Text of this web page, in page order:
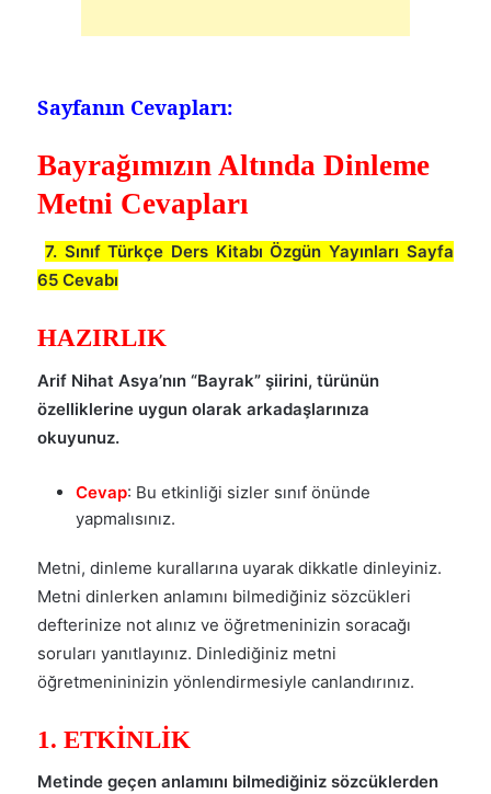
Sayfanın Cevapları:
Bayrağımızın Altında Dinleme
Metni Cevapları
7. Sınıf Türkçe Ders Kitabı Özgün Yayınları Sayfa
65 Cevabı
HAZIRLIK
Arif Nihat Asya’nın “Bayrak” şiirini, türünün
özelliklerine uygun olarak arkadaşlarınıza
okuyunuz.
Cevap: Bu etkinliği sizler sınıf önünde
yapmalısınız.
Metni, dinleme kurallarına uyarak dikkatle dinleyiniz.
Metni dinlerken anlamını bilmediğiniz sözcükleri
defterinize not alınız ve öğretmeninizin soracağı
soruları yanıtlayınız. Dinlediğiniz metni
öğretmenininizin yönlendirmesiyle canlandırınız.
1. ETKİNLİK
Metinde geçen anlamını bilmediğiniz sözcüklerden